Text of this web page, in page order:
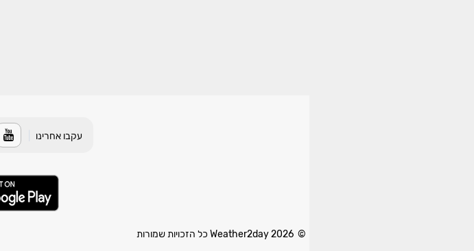
עקבו אחרינו
© 2026 Weather2day כל הזכויות שמורות